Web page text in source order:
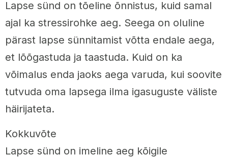
Lapse sünd on tõeline õnnistus, kuid samal
ajal ka stressirohke aeg. Seega on oluline
pärast lapse sünnitamist võtta endale aega,
et lõõgastuda ja taastuda. Kuid on ka
võimalus enda jaoks aega varuda, kui soovite
tutvuda oma lapsega ilma igasuguste väliste
häirijateta.
Kokkuvõte
Lapse sünd on imeline aeg kõigile